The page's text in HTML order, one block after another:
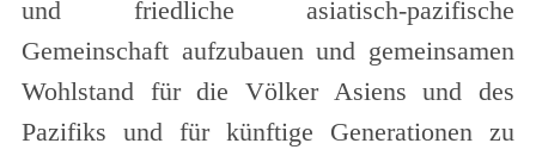
und friedliche asiatisch-pazifische
Gemeinschaft aufzubauen und gemeinsamen
Wohlstand für die Völker Asiens und des
Pazifiks und für künftige Generationen zu